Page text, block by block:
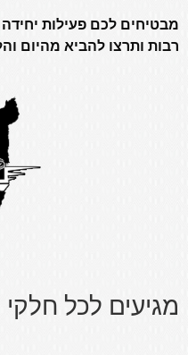
מבטיחים לכם פעילות
רבות ותרצו להביא מהיום
מגיעים לכל